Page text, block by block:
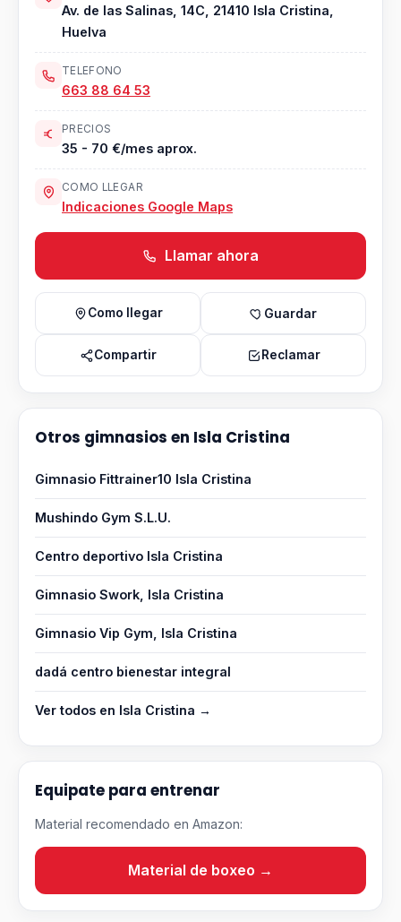
Av. de las Salinas, 14C, 21410 Isla Cristina,
Huelva
TELEFONO
663 88 64 53
PRECIOS
35 - 70 €/mes aprox.
COMO LLEGAR
Indicaciones Google Maps
Llamar ahora
Como llegar Guardar
Compartir Reclamar
Otros gimnasios en Isla Cristina
Gimnasio Fittrainer10 Isla Cristina
Mushindo Gym S.L.U.
Centro deportivo Isla Cristina
Gimnasio Swork, Isla Cristina
Gimnasio Vip Gym, Isla Cristina
dadá centro bienestar integral
Ver todos en Isla Cristina →
Equipate para entrenar
Material recomendado en Amazon:
Material de boxeo →